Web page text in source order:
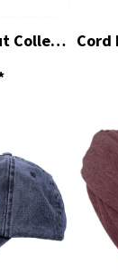
Ivy Cap - Herrnhut Collection